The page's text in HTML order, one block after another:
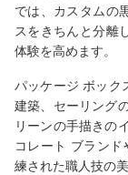
では、カスタムの
スをきちんと分離
体験を高めます。
パッケージ ボック
建築、セーリング
リーンの手描きの
コレート ブラン
練された職人技の